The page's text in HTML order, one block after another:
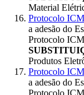
Material
Protocolo
a adesão do
Protocolo
Produtos
Protocolo
a adesão do
Protocolo